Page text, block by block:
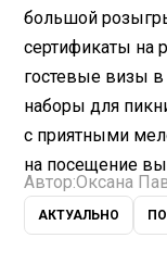
большой
сертификаты на
гостевые визы
наборы для
с приятными
на посещение
Автор:Оксана
АКТУАЛЬНО